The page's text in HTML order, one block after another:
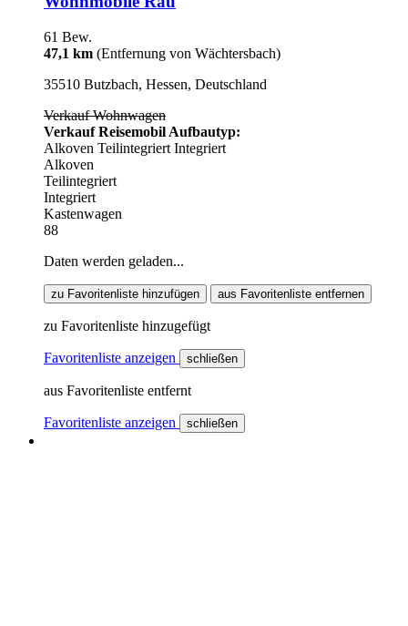
61 Bew.
47,1 km (Entfernung von Wächtersbach)
35510 Butzbach, Hessen, Deutschland
Verkauf Wohnwagen
Verkauf Reisemobil Aufbautyp:
Alkoven Teilintegriert Integriert
Alkoven
Teilintegriert
Integriert
Kastenwagen
88
Daten werden geladen...
zu Favoritenliste hinzufügen aus Favoritenliste entfernen
zu Favoritenliste hinzugefügt
Favoritenliste anzeigen schließen
aus Favoritenliste entfernt
Favoritenliste anzeigen schließen